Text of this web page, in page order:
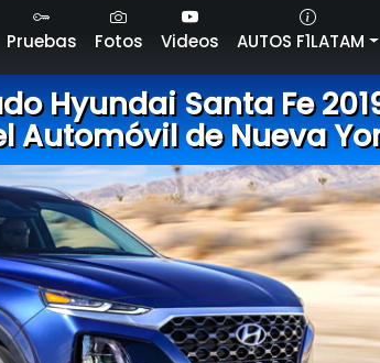
Pruebas Fotos Videos AUTOS F1LATAM
Hyundai Santa Fe
Automóvil de Nueva